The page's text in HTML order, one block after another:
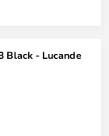
Black - Lucande